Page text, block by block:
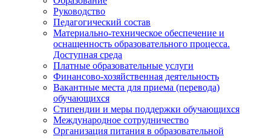
Руководство
Педагогический состав
Материально-техническое обеспечение и
оснащенность образовательного процесса.
Доступная среда
Платные образовательные услуги
Финансово-хозяйственная деятельность
Вакантные места для приема (перевода)
обучающихся
Стипендии и меры поддержки обучающихся
Международное сотрудничество
Организация питания в образовательной